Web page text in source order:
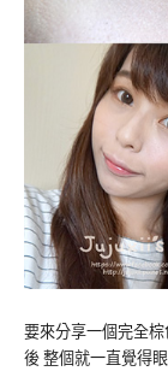
要來分享一個完全棕
後 整個就一直覺得